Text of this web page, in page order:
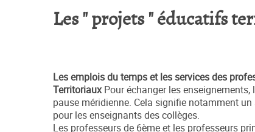
Les " projets " éducatifs
Les emplois du temps et les services des
TerritoriauxPour échanger les enseignements,
pause méridienne. Cela signifie notamment
pour les enseignants des collèges.
Les professeurs de 6ème et les professeurs